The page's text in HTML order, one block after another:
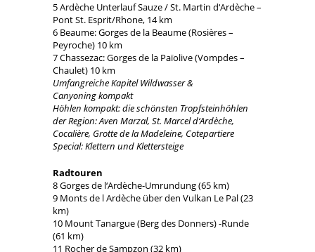
5 Ardèche Unterlauf Sauze / St. Martin d‘Ardèche –
Pont St. Esprit/Rhone, 14 km
6 Beaume: Gorges de la Beaume (Rosières –
Peyroche) 10 km
7 Chassezac: Gorges de la Païolive (Vompdes –
Chaulet) 10 km
Umfangreiche Kapitel Wildwasser &
Canyoning kompakt
Höhlen kompakt: die schönsten Tropfsteinhöhlen
der Region: Aven Marzal, St. Marcel d‘Ardèche,
Cocalière, Grotte de la Madeleine, Cotepartiere
Special: Klettern und Klettersteige
Radtouren
8 Gorges de l‘Ardèche-Umrundung (65 km)
9 Monts de l Ardèche über den Vulkan Le Pal (23
km)
10 Mount Tanargue (Berg des Donners) -Runde
(61 km)
11 Rocher de Sampzon (32 km)